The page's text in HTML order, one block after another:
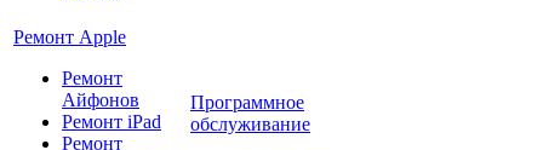
Ремонт Apple
Ремонт
Айфонов
Ремонт iPad
Ремонт
Программное
обслуживание